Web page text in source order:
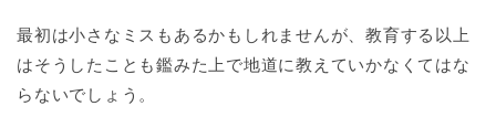
最初は小さなミスもあるかもしれませんが、教育する以上
はそうしたことも鑑みた上で地道に教えていかなくてはな
らないでしょう。